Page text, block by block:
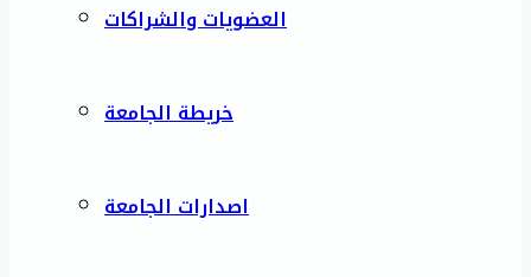
العضويات والشراكات
خريطة الجامعة
اصدارات الجامعة